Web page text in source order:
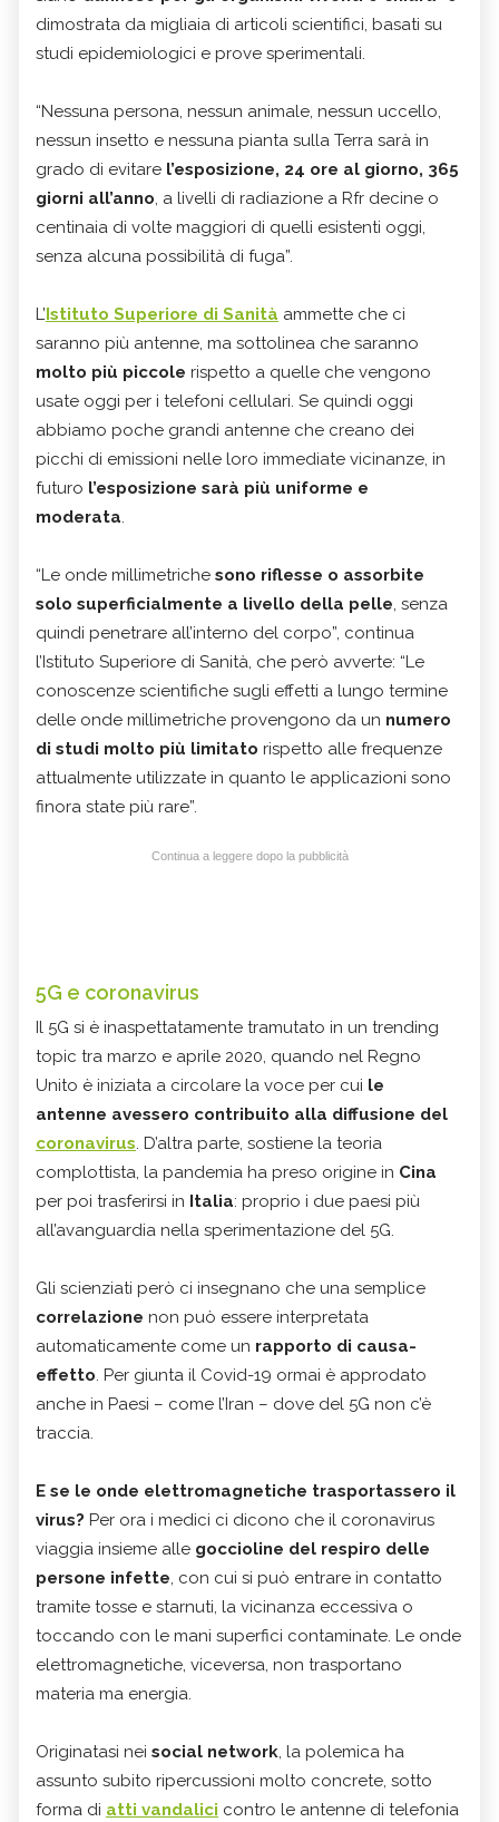
dimostrata da migliaia di articoli scientifici, basati su
studi epidemiologici e prove sperimentali.
“Nessuna persona, nessun animale, nessun uccello,
nessun insetto e nessuna pianta sulla Terra sarà in
grado di evitare l’esposizione, 24 ore al giorno, 365
giorni all’anno, a livelli di radiazione a Rfr decine o
centinaia di volte maggiori di quelli esistenti oggi,
senza alcuna possibilità di fuga”.
L’Istituto Superiore di Sanità ammette che ci
saranno più antenne, ma sottolinea che saranno
molto più piccole rispetto a quelle che vengono
usate oggi per i telefoni cellulari. Se quindi oggi
abbiamo poche grandi antenne che creano dei
picchi di emissioni nelle loro immediate vicinanze, in
futuro l’esposizione sarà più uniforme e
moderata.
“Le onde millimetriche sono riflesse o assorbite
solo superficialmente a livello della pelle, senza
quindi penetrare all’interno del corpo”, continua
l’Istituto Superiore di Sanità, che però avverte: “Le
conoscenze scientifiche sugli effetti a lungo termine
delle onde millimetriche provengono da un numero
di studi molto più limitato rispetto alle frequenze
attualmente utilizzate in quanto le applicazioni sono
finora state più rare”.
Continua a leggere dopo la pubblicità
5G e coronavirus
Il 5G si è inaspettatamente tramutato in un trending
topic tra marzo e aprile 2020, quando nel Regno
Unito è iniziata a circolare la voce per cui le
antenne avessero contribuito alla diffusione del
coronavirus. D’altra parte, sostiene la teoria
complottista, la pandemia ha preso origine in Cina
per poi trasferirsi in Italia: proprio i due paesi più
all’avanguardia nella sperimentazione del 5G.
Gli scienziati però ci insegnano che una semplice
correlazione non può essere interpretata
automaticamente come un rapporto di causa-
effetto. Per giunta il Covid-19 ormai è approdato
anche in Paesi – come l’Iran – dove del 5G non c’è
traccia.
E se le onde elettromagnetiche trasportassero il
virus? Per ora i medici ci dicono che il coronavirus
viaggia insieme alle goccioline del respiro delle
persone infette, con cui si può entrare in contatto
tramite tosse e starnuti, la vicinanza eccessiva o
toccando con le mani superfici contaminate. Le onde
elettromagnetiche, viceversa, non trasportano
materia ma energia.
Originatasi nei social network, la polemica ha
assunto subito ripercussioni molto concrete, sotto
forma di atti vandalici contro le antenne di telefonia